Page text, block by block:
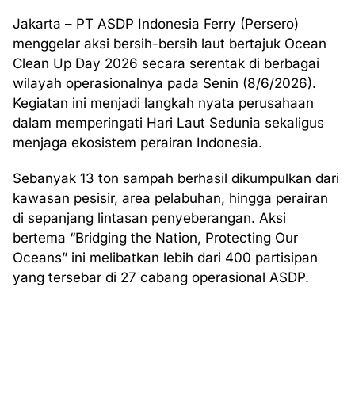
Jakarta – PT ASDP Indonesia Ferry (Persero)
menggelar aksi bersih-bersih laut bertajuk Ocean
Clean Up Day 2026 secara serentak di berbagai
wilayah operasionalnya pada Senin (8/6/2026).
Kegiatan ini menjadi langkah nyata perusahaan
dalam memperingati Hari Laut Sedunia sekaligus
menjaga ekosistem perairan Indonesia.
Sebanyak 13 ton sampah berhasil dikumpulkan dari
kawasan pesisir, area pelabuhan, hingga perairan
di sepanjang lintasan penyeberangan. Aksi
bertema “Bridging the Nation, Protecting Our
Oceans” ini melibatkan lebih dari 400 partisipan
yang tersebar di 27 cabang operasional ASDP.